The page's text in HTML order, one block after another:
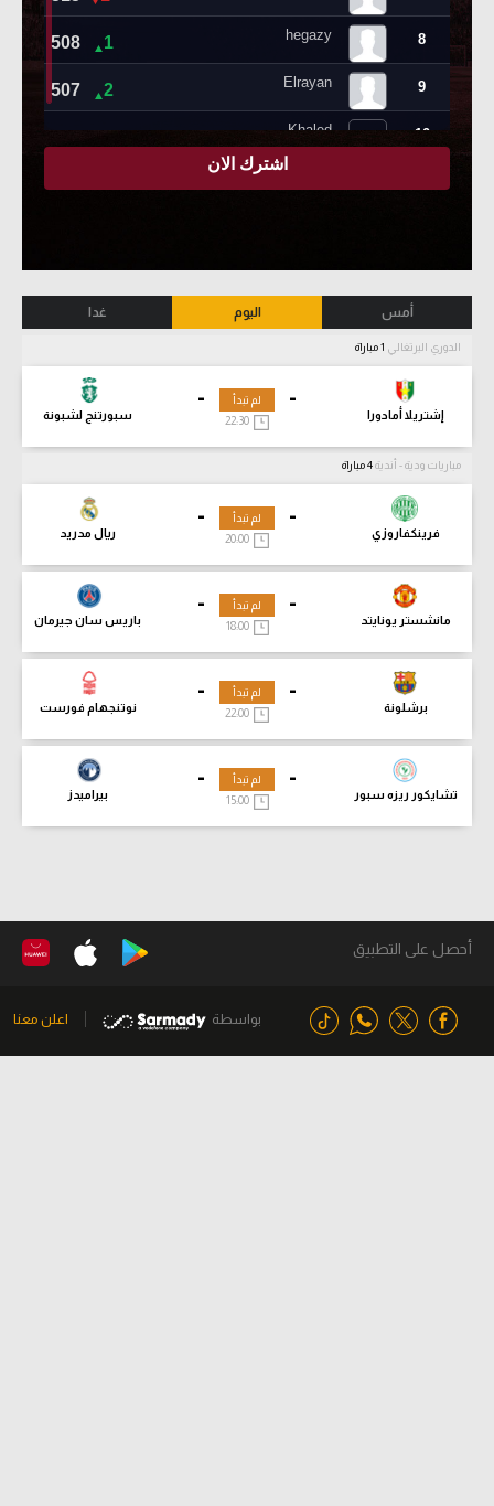
أمس اليوم غدا
الدوري البرتغالي
-
إشتريلا أمادورا
-
سبورتنج لشبونة
لم تبدأ
مباريات ودية - أندية
-
فرينكفاروزي
-
ريال مدريد
لم تبدأ
-
مانشستر يونايتد
-
باريس سان جيرمان
لم تبدأ
18:00
-
برشلونة
-
نوتنجهام فورست
لم تبدأ
-
تشايكور ريزه سبور
-
بيراميدز
لم تبدأ
15:00
أحصل على التطبيق
بواسطة اعلن معنا